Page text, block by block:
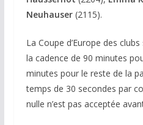
Neuhauser(2115).
La Coupe d’Europe des
la cadence de 90 minutes
minutes pour le reste de la
temps de 30 secondes par
nulle n’est pas acceptée